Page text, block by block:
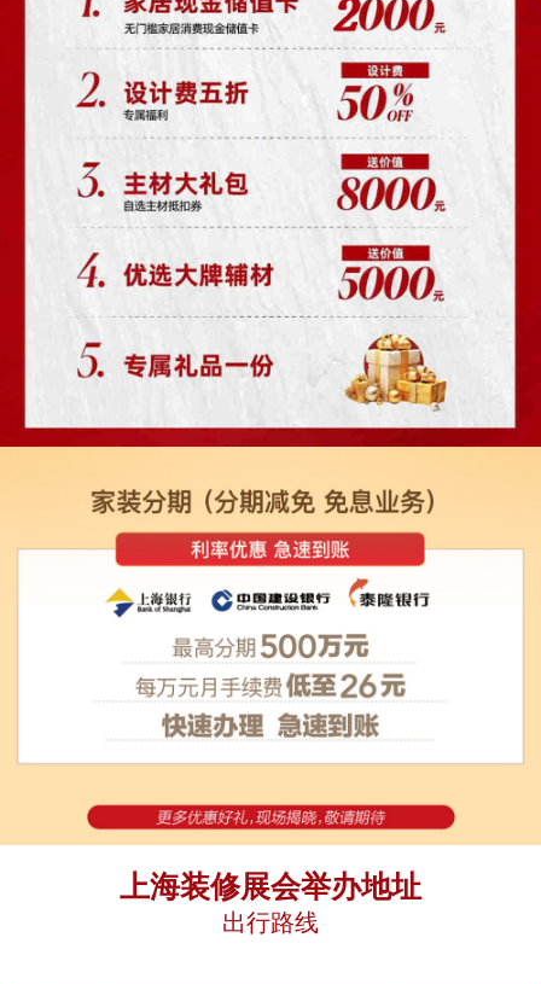
上海装修展会举办地址
出行路线